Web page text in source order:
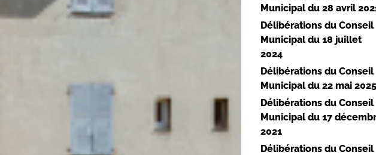
Municipal du 28 avril
Délibérations du Conseil
Municipal du 18 juillet
2024
Délibérations du Conseil
Municipal du 22 mai 2025
Délibérations du Conseil
Municipal du 17
2021
Délibérations du Conseil